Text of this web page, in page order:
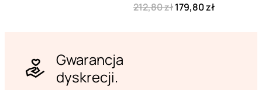
212,80 zł179,80 zł
Gwarancja
dyskrecji.